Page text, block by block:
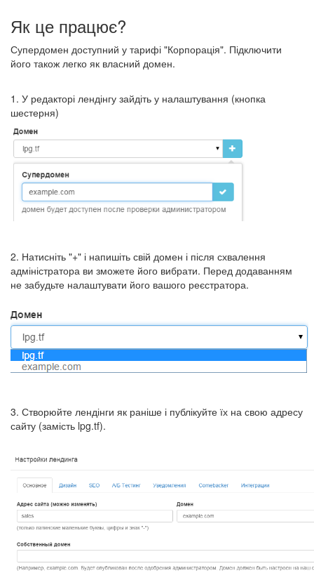
Як це працює?
Супердомен доступний у тарифі "Корпорація". Підключити
його також легко як власний домен.
1. У редакторі лендінгу зайдіть у налаштування (кнопка
шестерня)
2. Натисніть "+" і напишіть свій домен і після схвалення
адміністратора ви зможете його вибрати. Перед додаванням
не забудьте налаштувати його вашого реєстратора.
3. Створюйте лендінги як раніше і публікуйте їх на свою адресу
сайту (замість lpg.tf).